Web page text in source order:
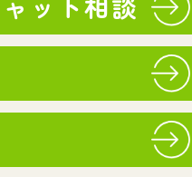
歯周病
予防・メンテナンス
診療案内一覧